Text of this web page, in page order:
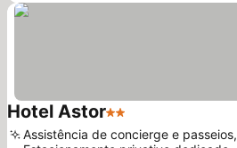
Hotel Astor2 Estrelas
Assistência de concierge e passeios,